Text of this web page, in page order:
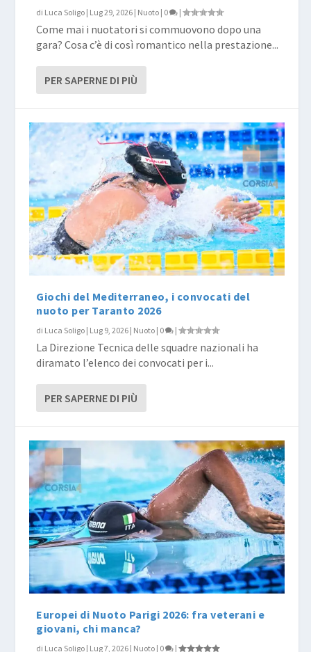
di Luca Soligo | Lug 29, 2026 | Nuoto | 0 |
Come mai i nuotatori si commuovono dopo una
gara? Cosa c’è di così romantico nella prestazione...
PER SAPERNE DI PIÙ
Giochi del Mediterraneo, i convocati del
nuoto per Taranto 2026
di Luca Soligo | Lug 9, 2026 | Nuoto | 0 |
La Direzione Tecnica delle squadre nazionali ha
diramato l’elenco dei convocati per i...
PER SAPERNE DI PIÙ
Europei di Nuoto Parigi 2026: fra veterani e
giovani, chi manca?
di Luca Soligo | Lug 7, 2026 | Nuoto | 0 |